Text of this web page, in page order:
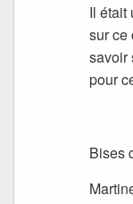
Il
sur ce
savoir
pour
Bises